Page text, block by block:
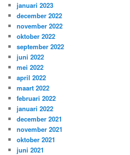
januari 2023
december 2022
november 2022
oktober 2022
september 2022
juni 2022
mei 2022
april 2022
maart 2022
februari 2022
januari 2022
december 2021
november 2021
oktober 2021
juni 2021